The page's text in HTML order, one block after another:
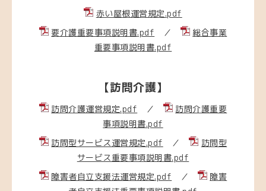
赤い屋根運営規定.pdf
要介護重要事項説明書.pdf ／
総合事業
重要事項説明書.pdf
【訪問介護】
訪問介護運営規定.pdf ／
訪問介護重要
事項説明書.pdf
訪問型サービス運営規定.pdf ／
訪問型
サービス重要事項説明書.pdf
障害者自立支援法運営規定.pdf ／
障害